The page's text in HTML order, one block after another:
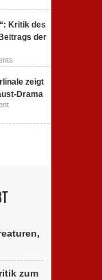
Kritik des
der
zeigt
Drama
zum